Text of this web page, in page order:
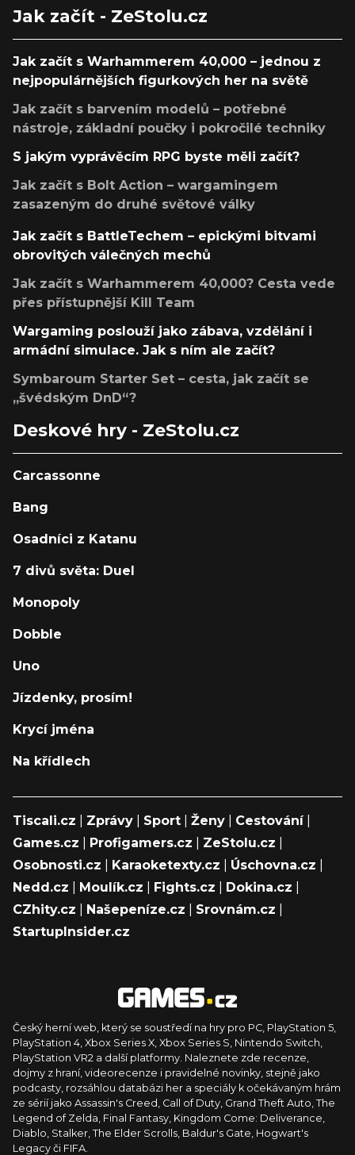
Jak začít - ZeStolu.cz
Jak začít s Warhammerem 40,000 – jednou z
nejpopulárnějších figurkových her na světě
Jak začít s barvením modelů – potřebné
nástroje, základní poučky i pokročilé techniky
S jakým vyprávěcím RPG byste měli začít?
Jak začít s Bolt Action – wargamingem
zasazeným do druhé světové války
Jak začít s BattleTechem – epickými bitvami
obrovitých válečných mechů
Jak začít s Warhammerem 40,000? Cesta vede
přes přístupnější Kill Team
Wargaming poslouží jako zábava, vzdělání i
armádní simulace. Jak s ním ale začít?
Symbaroum Starter Set – cesta, jak začít se
„švédským DnD“?
Deskové hry - ZeStolu.cz
Carcassonne
Bang
Osadníci z Katanu
7 divů světa: Duel
Monopoly
Dobble
Uno
Jízdenky, prosím!
Krycí jména
Na křídlech
Tiscali.cz Zprávy Sport Ženy Cestování|
Games.cz
Profigamers.cz ZeStolu.cz
Osobnosti.cz
Karaoketexty.cz Úschovna.cz
Nedd.cz
Moulík.cz Fights.cz Dokina.cz
CZhity.cz
Našepeníze.cz Srovnám.cz
StartupInsider.cz
Český herní web, který se soustředí na hry pro PC, PlayStation 5,
PlayStation 4, Xbox Series X, Xbox Series S, Nintendo Switch,
PlayStation VR2 a další platformy. Naleznete zde recenze,
dojmy z hraní, videorecenze i pravidelné novinky, stejně jako
podcasty, rozsáhlou databázi her a speciály k očekávaným hrám
ze sérií jako Assassin's Creed, Call of Duty, Grand Theft Auto, The
Legend of Zelda, Final Fantasy, Kingdom Come: Deliverance,
Diablo, Stalker, The Elder Scrolls, Baldur's Gate, Hogwart's
Legacy či FIFA.